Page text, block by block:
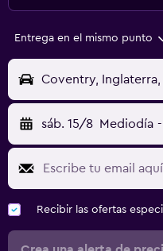
Entrega en el mismo punto
Coventry, Inglaterra,
sáb. 15/8 Mediodía -
Recibir las ofertas